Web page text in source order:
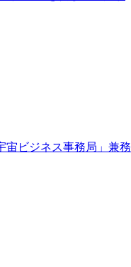
宙ビジネス事務局」兼務